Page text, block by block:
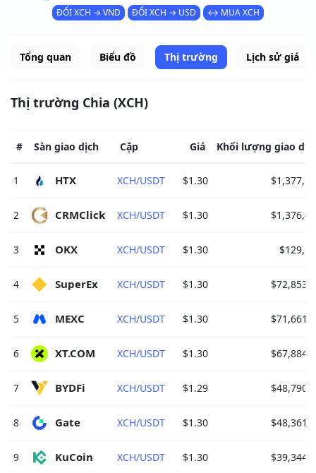
ĐỔI XCH → VND ĐỔI XCH → USD ↔ MUA XCH
Tổng quan Biểu đồ Thị trường Lịch sử giá
Thị trường Chia (XCH)
# Sàn giao dịch Cặp Giá Khối lượng giao
1 HTX XCH/USDT $1.30
2 CRMClick XCH/USDT $1.30
3 OKX XCH/USDT $1.30
4 SuperEx XCH/USDT $1.30
5 MEXC XCH/USDT $1.30
6 XT.COM XCH/USDT $1.30
7 BYDFi XCH/USDT $1.29
8 Gate XCH/USDT $1.30
9 KuCoin XCH/USDT $1.30